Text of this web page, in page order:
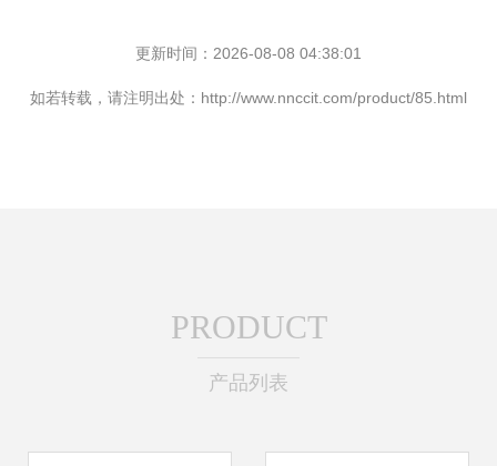
更新时间：2026-08-08 04:38:01
如若转载，请注明出处：http://www.nnccit.com/product/85.html
PRODUCT
产品列表